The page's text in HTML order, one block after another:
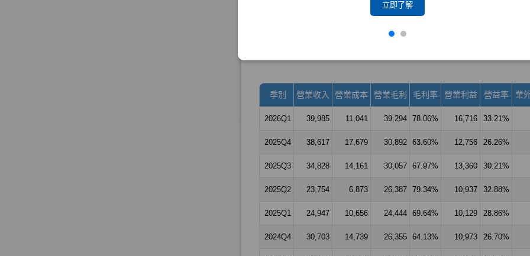
立即了解